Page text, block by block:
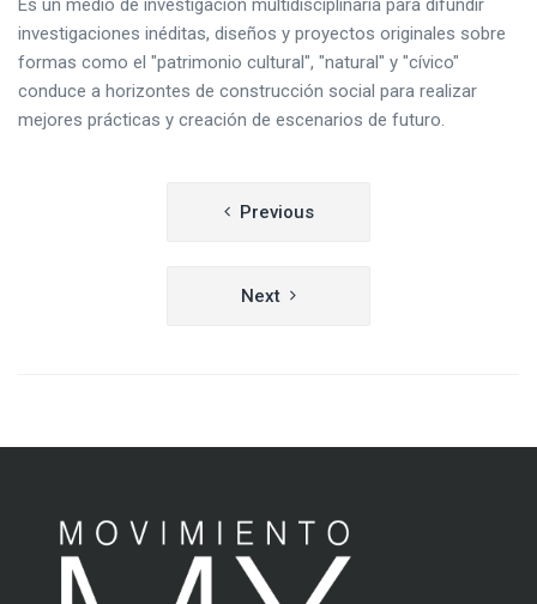
Es un medio de investigación multidisciplinaria para difundir
investigaciones inéditas, diseños y proyectos originales sobre
formas como el "patrimonio cultural", "natural" y "cívico"
conduce a horizontes de construcción social para realizar
mejores prácticas y creación de escenarios de futuro.
Navegación Previous
Next